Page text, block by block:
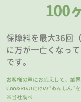
100
保障料を最大36回
に万が一亡くなっ
です。
お客様の声にお応えして、業
Coo&RIKUだけの“あんしん”を
※当社調べ